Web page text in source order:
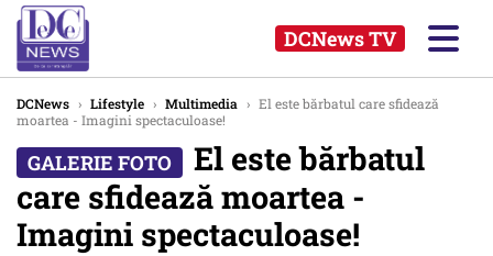
DCNews TV
DCNews › Lifestyle › Multimedia › El este bărbatul care sfidează
moartea - Imagini spectaculoase!
El este bărbatul
care sfidează moartea -
Imagini spectaculoase!